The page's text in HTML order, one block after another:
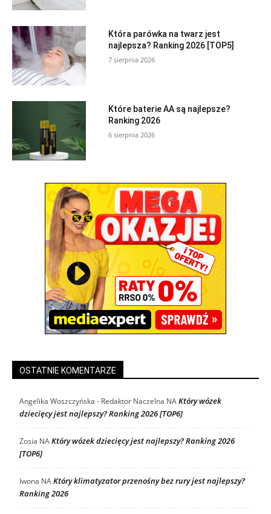
Która parówka na twarz jest
najlepsza? Ranking 2026 [TOP5]
7 sierpnia 2026
Które baterie AA są najlepsze?
Ranking 2026
6 sierpnia 2026
OSTATNIE KOMENTARZE
Angelika Woszczyńska - Redaktor Naczelna NAKtóry wózek
dziecięcy jest najlepszy? Ranking 2026 [TOP6]
Zosia NAKtóry wózek dziecięcy jest najlepszy? Ranking 2026
[TOP6]
Iwona NAKtóry klimatyzator przenośny bez rury jest najlepszy?
Ranking 2026